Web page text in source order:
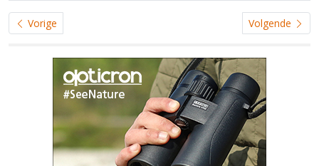
Vorige Volgende